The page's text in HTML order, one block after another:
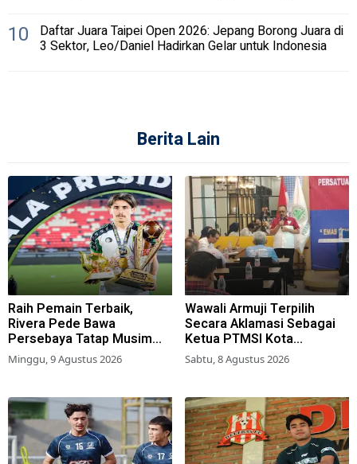
10 Daftar Juara Taipei Open 2026: Jepang Borong Juara di
3 Sektor, Leo/Daniel Hadirkan Gelar untuk Indonesia
Berita Lain
Raih Pemain Terbaik,
Rivera Pede Bawa
Persebaya Tatap Musim
2026-2027
Minggu, 9 Agustus 2026
Wawali Armuji Terpilih
Secara Aklamasi Sebagai
Ketua PTMSI Kota
Surabaya
Sabtu, 8 Agustus 2026